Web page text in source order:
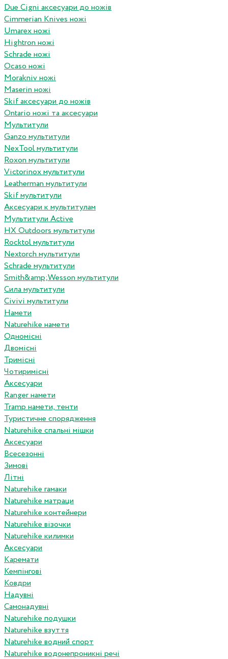
Due Cigni аксесуари до ножів
Cimmerian Knives ножі
Umarex ножі
Hightron ножі
Schrade ножі
Ocaso ножі
Morakniv ножі
Maserin ножі
Skif аксесуари до ножів
Ontario ножі та аксесуари
Мультитули
Ganzo мультитули
NexTool мультитули
Roxon мультитули
Victorinox мультитули
Leatherman мультитули
Skif мультитули
Аксесуари к мультитулам
Мультитули Active
HX Outdoors мультитули
Rocktol мультитули
Nextorch мультитули
Schrade мультитули
Smith&amp;Wesson мультитули
Сила мультитули
Civivi мультитули
Намети
Naturehike намети
Одномісні
Двомісні
Тримісні
Чотиримісні
Аксесуари
Ranger намети
Tramp намети, тенти
Туристичне спорядження
Naturehike спальні мішки
Аксесуари
Всесезонні
Зимові
Літні
Naturehike гамаки
Naturehike матраци
Naturehike контейнери
Naturehike візочки
Naturehike килимки
Аксесуари
Каремати
Кемпінгові
Ковдри
Надувні
Самонадувні
Naturehike подушки
Naturehike взуття
Naturehike водний спорт
Naturehike водонепроникні речі